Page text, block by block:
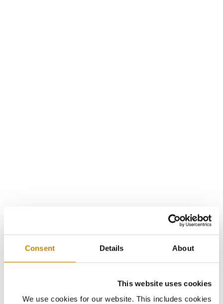
Consent Details About
This website uses cookies
We use cookies for our website. This includes cookies